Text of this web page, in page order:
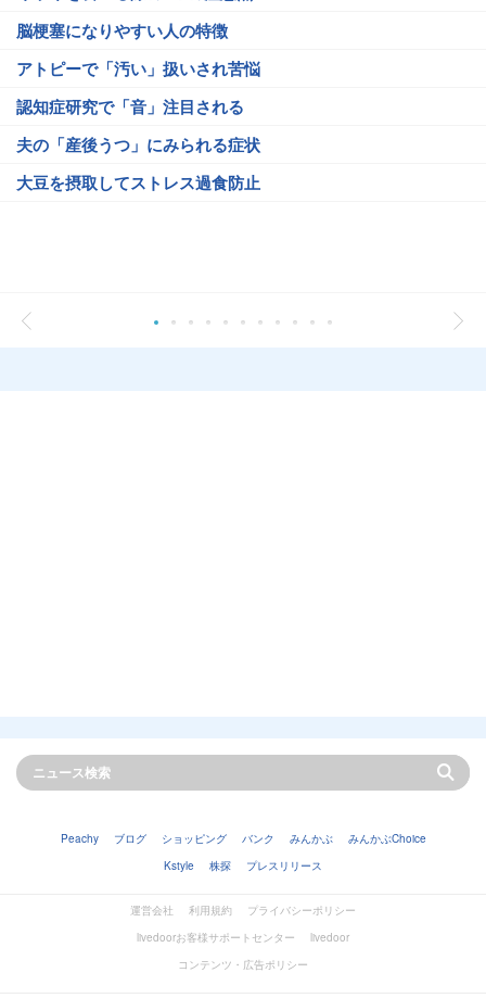
脳梗塞になりやすい人の特徴
アトピーで「汚い」扱いされ苦悩
認知症研究で「音」注目される
夫の「産後うつ」にみられる症状
大豆を摂取してストレス過食防止
Peachy ブログ ショッピング バンク みんかぶ
みんかぶChoice
Kstyle
株探 プレスリリース
運営会社 利用規約
プライバシーポリシー
livedoorお客様サポートセンター
livedoor
コンテンツ・広告ポリシー